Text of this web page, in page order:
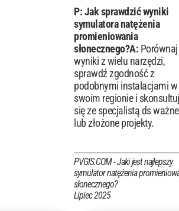
P: Jak sprawdzić wyniki
symulatora natężenia
promieniowania
słonecznego?A: Porównaj
wyniki z wielu narzędzi,
sprawdź zgodność z
podobnymi instalacjami w
swoim regionie i skonsultuj
się ze specjalistą ds ważne
lub złożone projekty.
PVGIS.COM - Jaki jest najlepszy
symulator natężenia
słonecznego?
Lipiec 2025